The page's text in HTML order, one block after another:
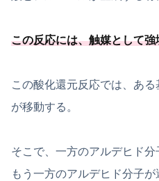
この反応には、触媒として強
この酸化還元反応では、あ
が移動する。
そこで、一方のアルデヒド分
もう一方のアルデヒド分子